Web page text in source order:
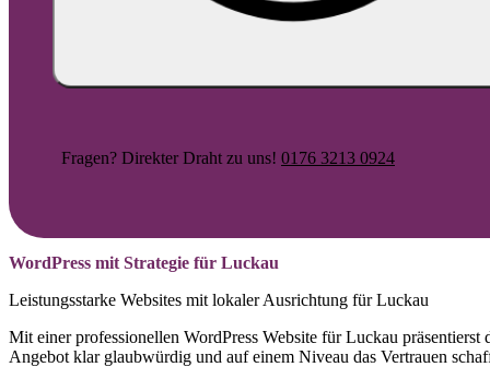
WordPress mit Strategie für Luckau
Leistungsstarke Websites mit lokaler Ausrichtung für Luckau
Mit einer professionellen WordPress Website für Luckau präsentierst
Angebot klar glaubwürdig und auf einem Niveau das Vertrauen
Fragen? Direkter Draht zu uns! 0176 3213 0924